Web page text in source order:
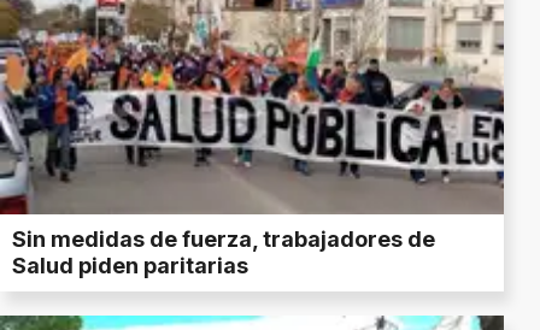
Sin medidas de fuerza, trabajadores de
Salud piden paritarias